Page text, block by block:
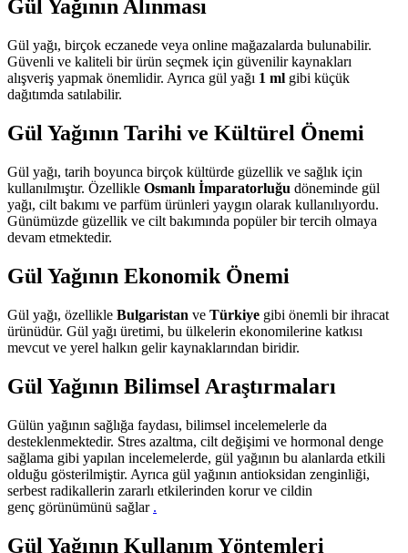
Gül Yağının Alınması
Gül yağı, birçok eczanede veya online mağazalarda bulunabilir.
Güvenli ve kaliteli bir ürün seçmek için güvenilir kaynakları
alışveriş yapmak önemlidir. Ayrıca gül yağı 1 ml gibi küçük
dağıtımda satılabilir.
Gül Yağının Tarihi ve Kültürel Önemi
Gül yağı, tarih boyunca birçok kültürde güzellik ve sağlık için
kullanılmıştır. Özellikle Osmanlı İmparatorluğu döneminde gül
yağı, cilt bakımı ve parfüm ürünleri yaygın olarak kullanılıyordu.
Günümüzde güzellik ve cilt bakımında popüler bir tercih olmaya
devam etmektedir.
Gül Yağının Ekonomik Önemi
Gül yağı, özellikle Bulgaristan ve Türkiye gibi önemli bir ihracat
ürünüdür. Gül yağı üretimi, bu ülkelerin ekonomilerine katkısı
mevcut ve yerel halkın gelir kaynaklarından biridir.
Gül Yağının Bilimsel Araştırmaları
Gülün yağının sağlığa faydası, bilimsel incelemelerle da
desteklenmektedir. Stres azaltma, cilt değişimi ve hormonal denge
sağlama gibi yapılan incelemelerde, gül yağının bu alanlarda etkili
olduğu gösterilmiştir. Ayrıca gül yağının antioksidan zenginliği,
serbest radikallerin zararlı etkilerinden korur ve cildin
genç görünümünü sağlar .
Gül Yağının Kullanım Yöntemleri